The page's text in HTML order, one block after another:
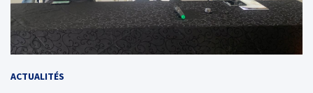
ACTUALITÉS